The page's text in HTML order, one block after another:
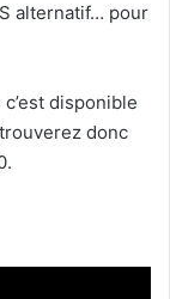
alternatif… pour
disponible
donc